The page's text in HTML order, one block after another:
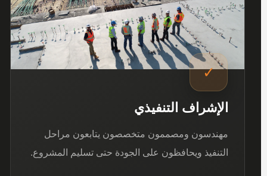
✓
الإشراف التنفيذي
مهندسون ومصممون متخصصون يتابعون مراحل
التنفيذ ويحافظون على الجودة حتى تسليم المشروع.